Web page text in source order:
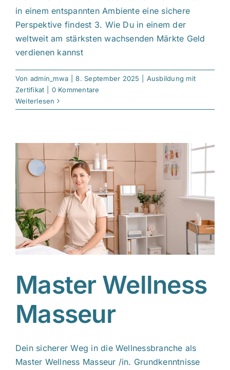
in einem entspannten Ambiente eine sichere
Perspektive findest 3. Wie Du in einem der
weltweit am stärksten wachsenden Märkte Geld
verdienen kannst
Von admin_mwa 8. September 2025
Ausbildung mit
Zertifikat
0 Kommentare
Weiterlesen
Master Wellness
Masseur
Dein sicherer Weg in die Wellnessbranche als
Master Wellness Masseur /in. Grundkenntnisse